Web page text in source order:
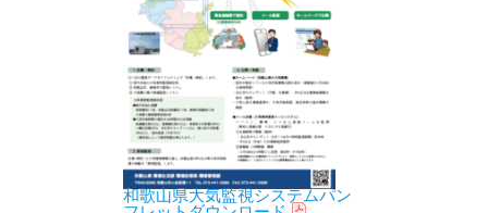
和歌山県大気監視システムパン